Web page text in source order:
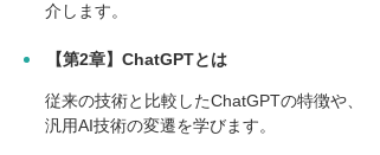
介します。
【第2章】ChatGPTとは
従来の技術と比較したChatGPTの特徴や、
汎用AI技術の変遷を学びます。